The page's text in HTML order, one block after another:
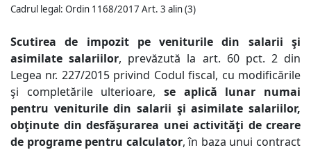
Cadrul legal: Ordin 1168/2017 Art. 3 alin (3)
Scutirea de impozit pe veniturile din salarii şi
asimilate salariilor, prevăzută la art. 60 pct. 2 din
Legea nr. 227/2015 privind Codul fiscal, cu modificările
şi completările ulterioare, se aplică lunar numai
pentru veniturile din salarii şi asimilate salariilor,
obţinute din desfăşurarea unei activităţi de creare
de programe pentru calculator, în baza unui contract